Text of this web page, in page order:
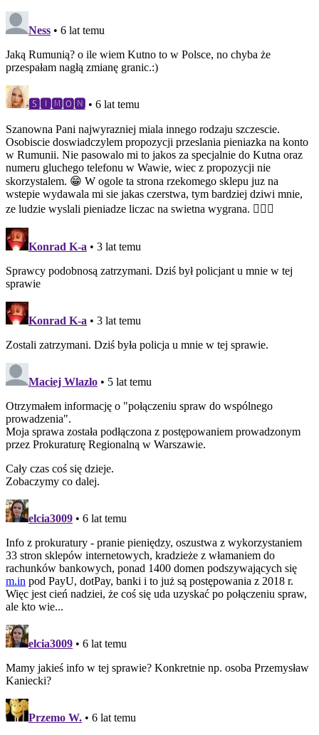
Ness • 6 lat temu
Jaką Rumunią? o ile wiem Kutno to w Polsce, no chyba że
przespałam nagłą zmianę granic.:)
🆂🅸🅼🅾🅽 • 6 lat temu
Szanowna Pani najwyrazniej miala innego rodzaju szczescie.
Osobiscie doswiadczylem propozycji przeslania pieniazka na konto
w Rumunii. Nie pasowalo mi to jakos za specjalnie do Kutna oraz
numeru gluchego telefonu w Wawie, wiec z propozycji nie
skorzystalem. 😁 W ogole ta strona rzekomego sklepu juz na
wstepie wydawala mi sie jakas czerstwa, tym bardziej dziwi mnie,
ze ludzie wyslali pieniadze liczac na swietna wygrana. 🤷🏼‍♀️
Konrad K-a • 3 lat temu
Sprawcy podobnosą zatrzymani. Dziś był policjant u mnie w tej
sprawie
Konrad K-a • 3 lat temu
Zostali zatrzymani. Dziś była policja u mnie w tej sprawie.
Maciej Wlazlo • 5 lat temu
Otrzymałem informację o "połączeniu spraw do wspólnego
prowadzenia".
Moja sprawa została podłączona z postępowaniem prowadzonym
przez Prokuraturę Regionalną w Warszawie.
Cały czas coś się dzieje.
Zobaczymy co dalej.
elcia3009 • 6 lat temu
Info z prokuratury - pranie pieniędzy, oszustwa z wykorzystaniem
33 stron sklepów internetowych, kradzieże z włamaniem do
rachunków bankowych, ponad 1400 domen podszywających się
m.in pod PayU, dotPay, banki i to już są postępowania z 2018 r.
Więc jest cień nadziei, że coś się uda uzyskać po połączeniu spraw,
ale kto wie...
elcia3009 • 6 lat temu
Mamy jakieś info w tej sprawie? Konkretnie np. osoba Przemysław
Kaniecki?
Przemo W. • 6 lat temu